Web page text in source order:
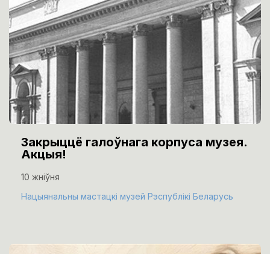
Закрыццё галоўнага корпуса музея.
Акцыя!
10 жніўня
Нацыянальны мастацкі музей Рэспублікі Беларусь